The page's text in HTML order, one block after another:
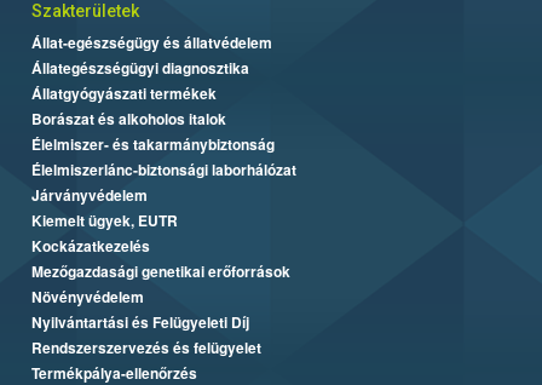
Szakterületek
Állat-egészségügy és állatvédelem
Állategészségügyi diagnosztika
Állatgyógyászati termékek
Borászat és alkoholos italok
Élelmiszer- és takarmánybiztonság
Élelmiszerlánc-biztonsági laborhálózat
Járványvédelem
Kiemelt ügyek, EUTR
Kockázatkezelés
Mezőgazdasági genetikai erőforrások
Növényvédelem
Nyilvántartási és Felügyeleti Díj
Rendszerszervezés és felügyelet
Termékpálya-ellenőrzés